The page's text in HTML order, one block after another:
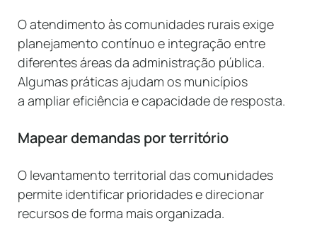
O atendimento às comunidades rurais exige
planejamento contínuo e integração entre
diferentes áreas da administração pública.
Algumas práticas ajudam os municípios
a ampliar eficiência e capacidade de resposta.
Mapear demandas por território
O levantamento territorial das comunidades
permite identificar prioridades e direcionar
recursos de forma mais organizada.